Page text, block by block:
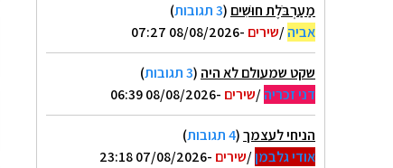
מַעַרְבֹּלֶת חוּשִׁים (3 תגובות
)
אביה/שירים -08/08/2026 07:27
שקט שמעולם לא היה (3 תגובות
)
דני זכריה/שירים -08/08/2026 06:39
הניחי לעצמך(4 תגובות
)
אודי גלבמן/שירים -07/08/2026 23:18